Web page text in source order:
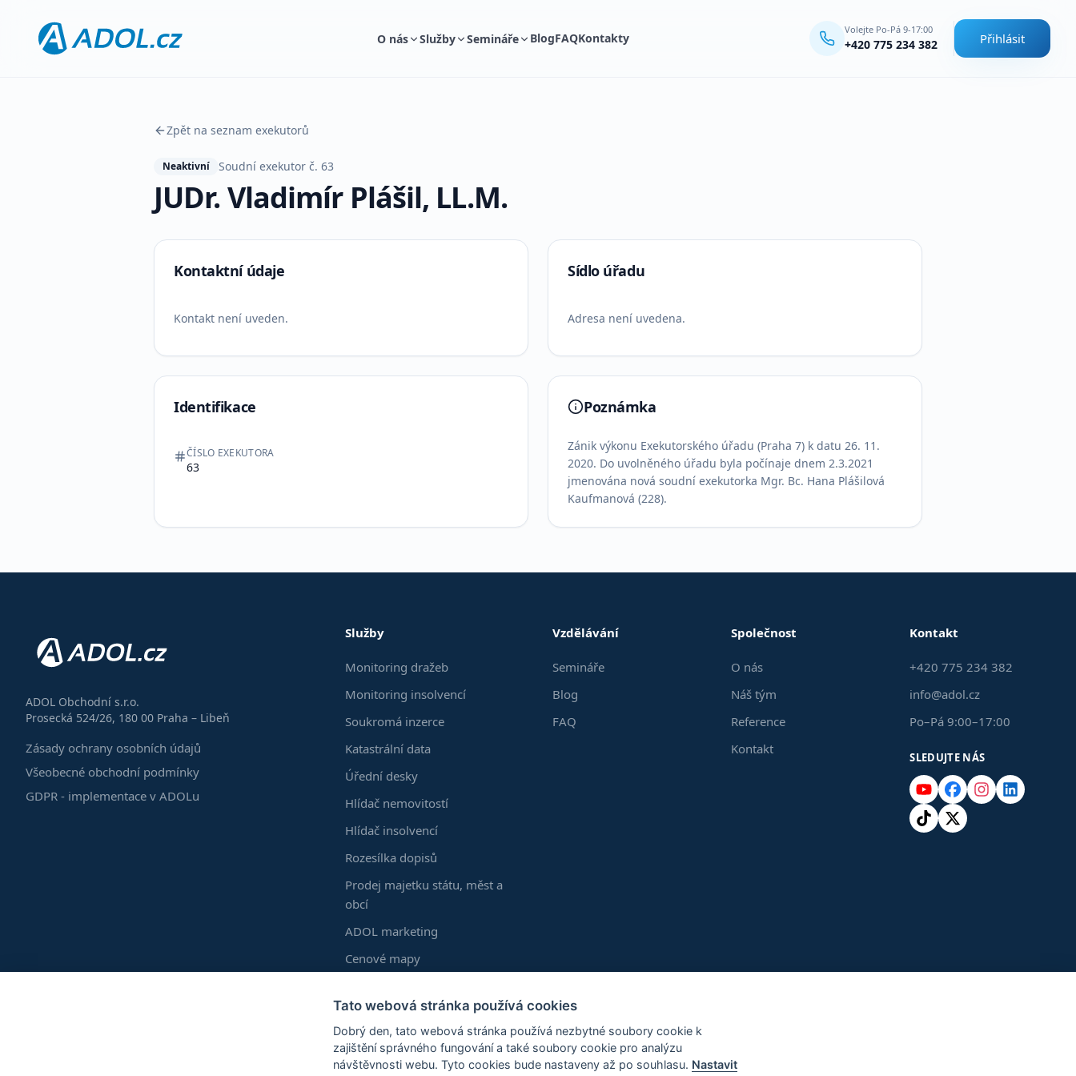
O nás Služby Semináře BlogFAQKontakty
Volejte Po-Pá 9-17:00
+420 775 234 382 Přihlásit
Zpět na seznam exekutorů
Neaktivní Soudní exekutor č. 63
JUDr. Vladimír Plášil, LL.M.
Kontaktní údaje
Kontakt není uveden.
Sídlo úřadu
Adresa není uvedena.
Identifikace
ČÍSLO EXEKUTORA
63
Poznámka
Zánik výkonu Exekutorského úřadu (Praha 7) k datu 26. 11.
2020. Do uvolněného úřadu byla počínaje dnem 2.3.2021
jmenována nová soudní exekutorka Mgr. Bc. Hana Plášilová
Kaufmanová (228).
ADOL Obchodní s.r.o.
Prosecká 524/26, 180 00 Praha – Libeň
Zásady ochrany osobních údajů
Všeobecné obchodní podmínky
GDPR - implementace v ADOLu
Služby
Monitoring dražeb
Monitoring insolvencí
Soukromá inzerce
Katastrální data
Úřední desky
Hlídač nemovitostí
Hlídač insolvencí
Rozesílka dopisů
Prodej majetku státu, měst a
obcí
ADOL marketing
Cenové mapy
Vlastní vrstvy
Rozšíření Chrome
Vzdělávání
Semináře
Blog
FAQ
Společnost
O nás
Náš tým
Reference
Kontakt
Kontakt
+420 775 234 382
info@adol.cz
Po–Pá 9:00–17:00
SLEDUJTE NÁS
YouTubeFacebook
Instagram
LinkedIn
TikTok
X
Tato webová stránka používá cookies
Dobrý den, tato webová stránka používá nezbytné soubory cookie k
zajištění správného fungování a také soubory cookie pro analýzu
návštěvnosti webu. Tyto cookies bude nastaveny až po souhlasu. Nastavit